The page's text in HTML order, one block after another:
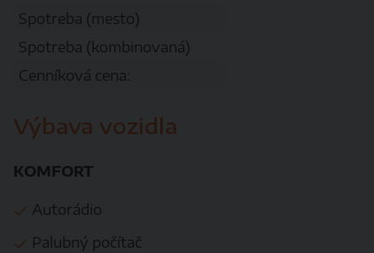
Spotreba (mesto)
Spotreba (kombinovaná)
Cenníková cena:
Výbava vozidla
KOMFORT
Autorádio
Palubný počítač